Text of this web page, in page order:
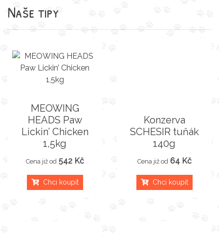
Naše tipy
MEOWING
HEADS Paw
Lickin’ Chicken
1,5kg
Cena již od 542 Kč
Chci koupit
Konzerva
SCHESIR tuňák
140g
Cena již od 64 Kč
Chci koupit